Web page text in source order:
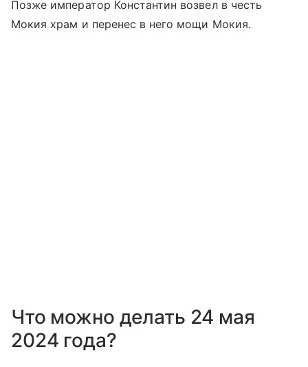
Позже император Константин возвел в честь
Мокия храм и перенес в него мощи Мокия.
Что можно делать 24 мая
2024 года?